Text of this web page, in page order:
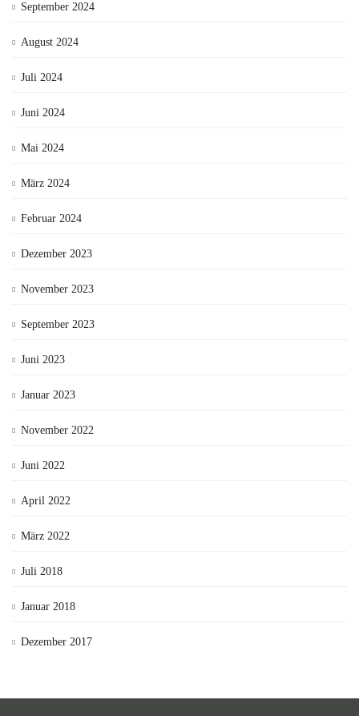
September 2024
August 2024
Juli 2024
Juni 2024
Mai 2024
März 2024
Februar 2024
Dezember 2023
November 2023
September 2023
Juni 2023
Januar 2023
November 2022
Juni 2022
April 2022
März 2022
Juli 2018
Januar 2018
Dezember 2017